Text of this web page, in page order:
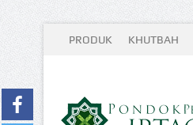
PRODUK KHUTBAH